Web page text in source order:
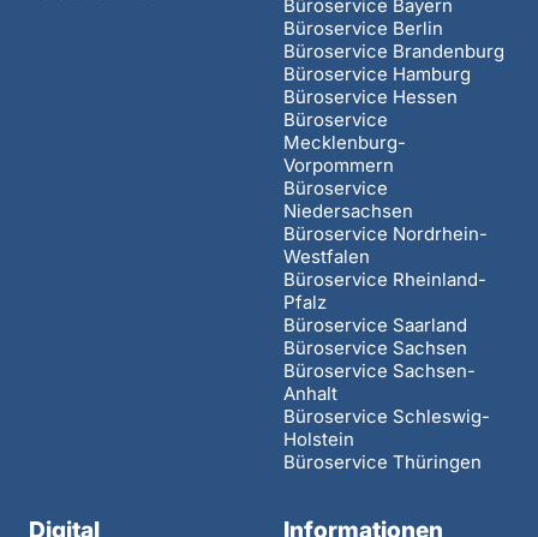
Büroservice Bayern
Büroservice Berlin
Büroservice Brandenburg
Büroservice Hamburg
Büroservice Hessen
Büroservice
Mecklenburg-
Vorpommern
Büroservice
Niedersachsen
Büroservice Nordrhein-
Westfalen
Büroservice Rheinland-
Pfalz
Büroservice Saarland
Büroservice Sachsen
Büroservice Sachsen-
Anhalt
Büroservice Schleswig-
Holstein
Büroservice Thüringen
Digital Informationen